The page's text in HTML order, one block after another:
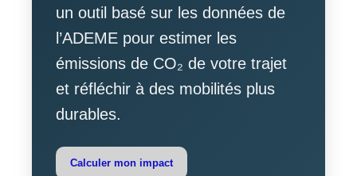
un outil basé sur les données de
l’ADEME pour estimer les
émissions de CO₂ de votre trajet
et réfléchir à des mobilités plus
durables.
Calculer mon impact